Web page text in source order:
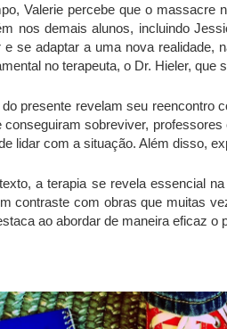
Valerie percebe que o massacre
nos demais alunos, incluindo
e se adaptar a uma nova realidade,
no terapeuta, o Dr. Hieler,
do presente revelam seu reencontro
conseguiram sobreviver,
lidar com a situação. Além disso,
a terapia se revela essencial
contraste com obras que muitas
ao abordar de maneira eficaz